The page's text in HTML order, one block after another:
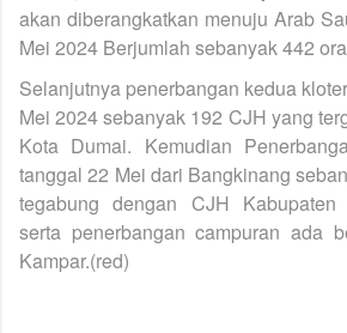
akan diberangkatkan menuju Arab
Mei 2024 Berjumlah sebanyak 442
Selanjutnya penerbangan kedua
Mei 2024 sebanyak 192 CJH yang
Kota Dumai. Kemudian
tanggal 22 Mei dari Bangkinang
tegabung dengan CJH Kabupaten
serta penerbangan campuran ada
Kampar.(red)